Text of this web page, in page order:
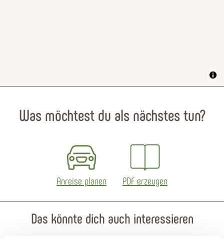
Was möchtest du als nächstes tun?
Anreise planen PDF erzeugen
Das könnte dich auch interessieren